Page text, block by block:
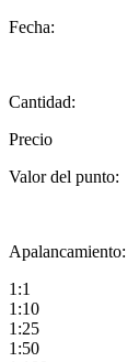
Fecha:
Cantidad:
Precio
Valor del punto:
Apalancamiento:
1:1
1:10
1:25
1:50